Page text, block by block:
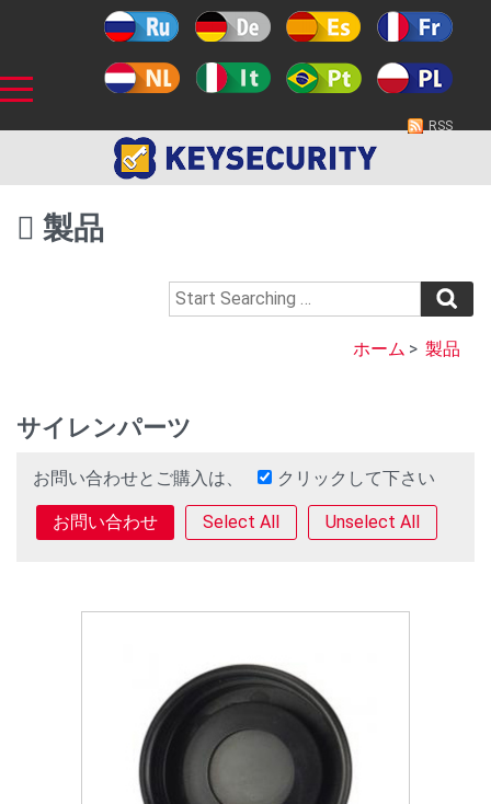
RSS
製品
ホーム > 製品
サイレンパーツ
お問い合わせとご購入は、 クリックして下さい
Select All Unselect All